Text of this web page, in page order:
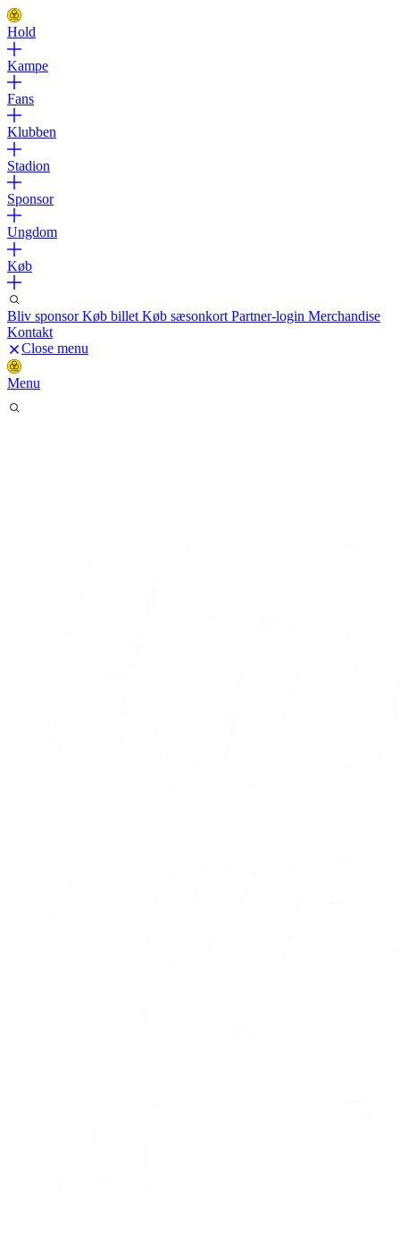
Hold
Kampe
Fans
Klubben
Stadion
Sponsor
Ungdom
Køb
Bliv sponsorKøb billet Køb sæsonkort Partner-login Merchandise
Kontakt
Close menu
Menu